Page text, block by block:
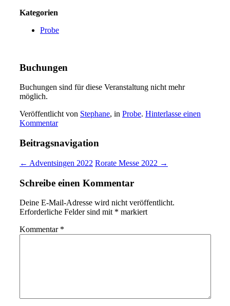
Kategorien
Probe
Buchungen
Buchungen sind für diese Veranstaltung nicht mehr
möglich.
Veröffentlicht von Stephane, in Probe. Hinterlasse einen
Kommentar
Beitragsnavigation
← Adventsingen 2022 Rorate Messe 2022 →
Schreibe einen Kommentar
Deine E-Mail-Adresse wird nicht veröffentlicht.
Erforderliche Felder sind mit * markiert
Kommentar *